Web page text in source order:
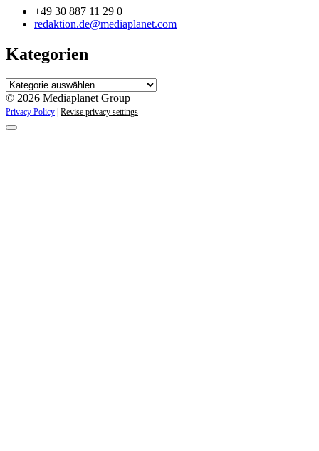
+49 30 887 11 29 0
redaktion.de@mediaplanet.com
Kategorien
Kategorien
© 2026 Mediaplanet Group
Privacy Policy Revise privacy settings